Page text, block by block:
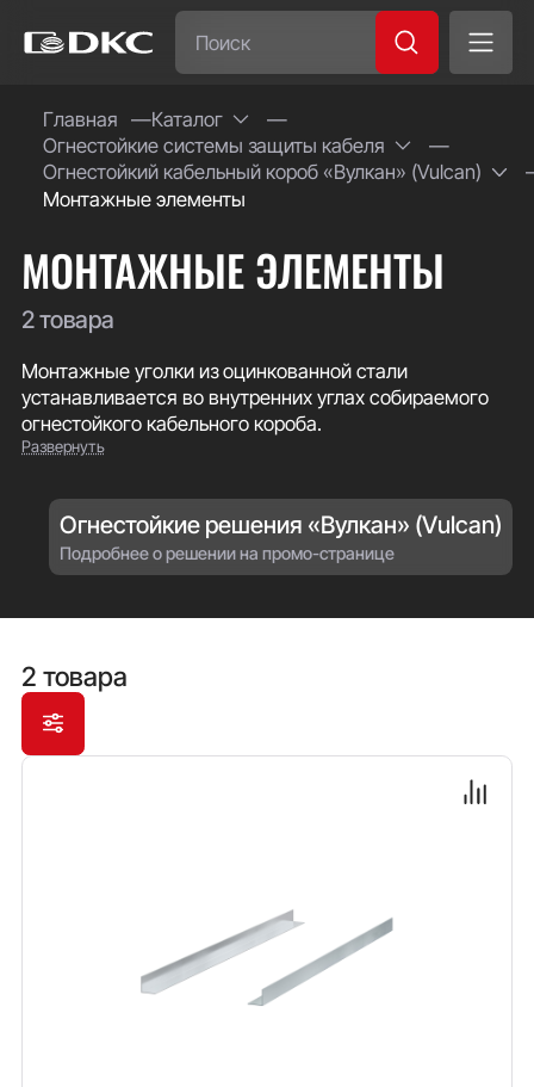
Главная
Каталог
Огнестойкие системы защиты кабеля
Огнестойкий кабельный короб «Вулкан» (Vulcan)
Монтажные элементы
МОНТАЖНЫЕ ЭЛЕМЕНТЫ
2 товара
Монтажные уголки из оцинкованной стали
устанавливается во внутренних углах собираемого
огнестойкого кабельного короба.
Развернуть
Огнестойкие решения «Вулкан» (Vulcan)
Подробнее о решении на промо-странице
2 товара
Часто ищут:
Специсполнение